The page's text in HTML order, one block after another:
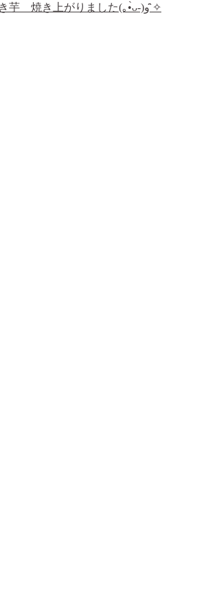
荻窪名物 石焼き芋 焼き上がりました(｡•̀ᴗ-)و ̑̑✧